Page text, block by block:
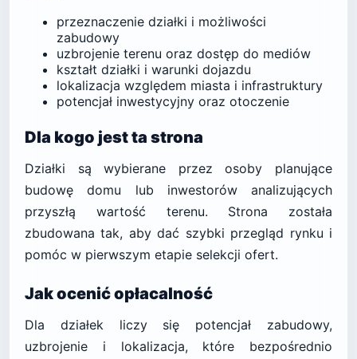
przeznaczenie działki i możliwości
zabudowy
uzbrojenie terenu oraz dostęp do mediów
kształt działki i warunki dojazdu
lokalizacja względem miasta i infrastruktury
potencjał inwestycyjny oraz otoczenie
Dla kogo jest ta strona
Działki są wybierane przez osoby planujące
budowę domu lub inwestorów analizujących
przyszłą wartość terenu. Strona została
zbudowana tak, aby dać szybki przegląd rynku i
pomóc w pierwszym etapie selekcji ofert.
Jak ocenić opłacalność
Dla działek liczy się potencjał zabudowy,
uzbrojenie i lokalizacja, które bezpośrednio